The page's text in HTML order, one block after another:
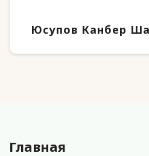
Юсупов Канбер
Главная